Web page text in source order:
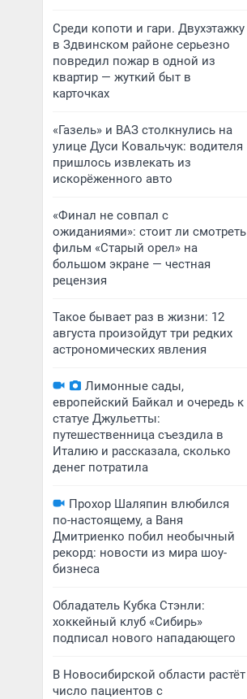
Среди копоти и гари. Двухэтажку
в Здвинском районе серьезно
повредил пожар в одной из
квартир — жуткий быт в
карточках
«Газель» и ВАЗ столкнулись на
улице Дуси Ковальчук: водителя
пришлось извлекать из
искорёженного авто
«Финал не совпал с
ожиданиями»: стоит ли смотреть
фильм «Старый орел» на
большом экране — честная
рецензия
Такое бывает раз в жизни: 12
августа произойдут три редких
астрономических явления
Лимонные сады,
европейский Байкал и очередь к
статуе Джульетты:
путешественница съездила в
Италию и рассказала, сколько
денег потратила
Прохор Шаляпин влюбился
по-настоящему, а Ваня
Дмитриенко побил необычный
рекорд: новости из мира шоу-
бизнеса
Обладатель Кубка Стэнли:
хоккейный клуб «Сибирь»
подписал нового нападающего
В Новосибирской области растёт
число пациентов с